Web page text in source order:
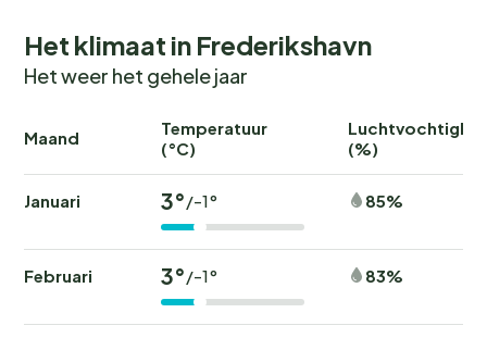
Het klimaat in Frederikshavn
Het weer het gehele jaar
Maand
Temperatuur
(°C)
(%)
Januari 3°/-1° 85%
Februari 3°/-1° 83%